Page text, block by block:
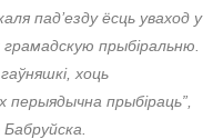
пад’езду ёсць уваход у
прыбіральню.
хоць
перыядычна прыбіраць”,